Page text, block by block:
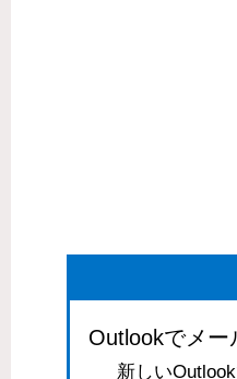
Outlookでメー
新しい